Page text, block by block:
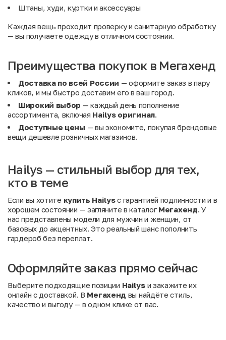
Штаны, худи, куртки и аксессуары
Каждая вещь проходит проверку и санитарную обработку
— вы получаете одежду в отличном состоянии.
Преимущества покупок в Мегахенд
Доставка по всей России — оформите заказ в пару
кликов, и мы быстро доставим его в ваш город.
Широкий выбор — каждый день пополнение
ассортимента, включая Hailys оригинал.
Доступные цены — вы экономите, покупая брендовые
вещи дешевле розничных магазинов.
Hailys — стильный выбор для тех,
кто в теме
Если вы хотите купить Hailysс гарантией подлинности и в
хорошем состоянии — загляните в каталогМегахенд. У
нас представлены модели для мужчин и женщин, от
базовых до акцентных. Это реальный шанс пополнить
гардероб без переплат.
Оформляйте заказ прямо сейчас
Выберите подходящие позиции Hailysи закажите их
онлайн с доставкой. В Мегахенд вы найдёте стиль,
качество и выгоду — в одном клике от вас.